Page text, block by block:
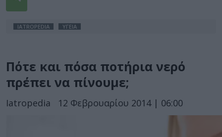
IATROPEDIA ΥΓΕΙΑ
Πότε και πόσα ποτήρια νερό
πρέπει να πίνουμε;
Iatropedia 12 Φεβρουαρίου 2014 | 06:00